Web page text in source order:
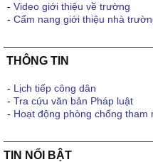
- Video giới thiệu về trường
- Cẩm nang giới thiệu nhà
THÔNG TIN
- Lịch tiếp công dân
- Tra cứu văn bản Pháp luật
- Hoạt động phòng chống tham
TIN NỔI BẬT